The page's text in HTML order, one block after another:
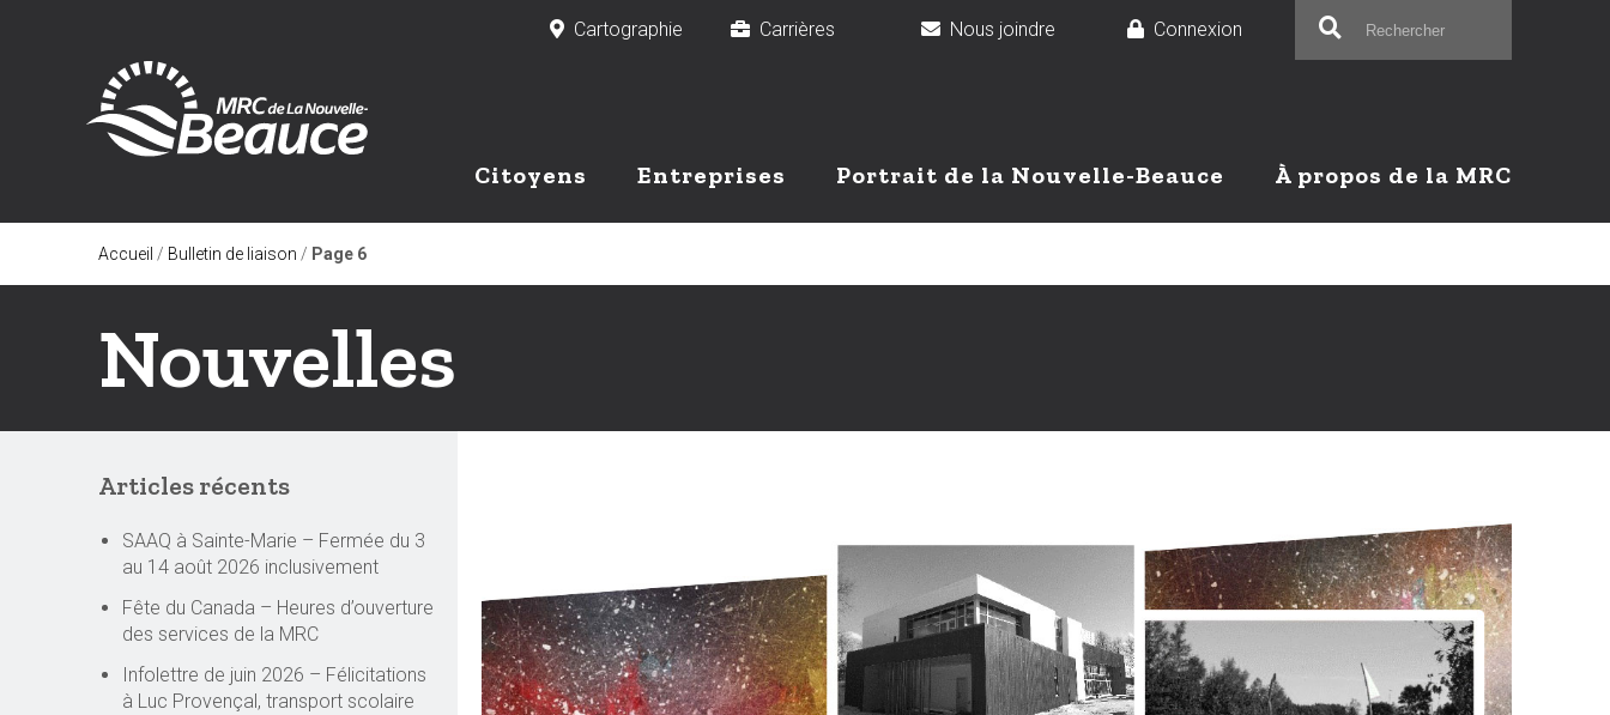
Cartographie Carrières Nous joindre Connexion
Citoyens Entreprises Portrait de la Nouvelle-Beauce À propos de la MRC
Accueil / Bulletin de liaison / Page 6
Nouvelles
Articles récents
SAAQ à Sainte-Marie – Fermée du 3
au 14 août 2026 inclusivement
Fête du Canada – Heures d’ouverture
des services de la MRC
Infolettre de juin 2026 – Félicitations
à Luc Provençal, transport scolaire